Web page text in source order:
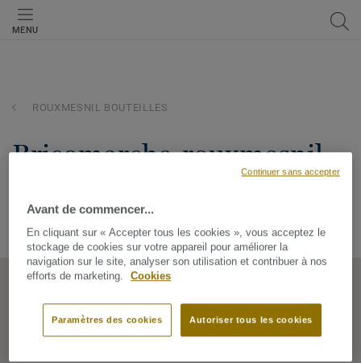
MENU
ROUXMESNIL BOUTEILLES
bricomarche-rouxmesnil
Z.I. - CD 154 E, 76370, ROUXMESNIL BOUTEILLES, Normandie,
France
Avant de commencer...
En cliquant sur « Accepter tous les cookies », vous acceptez le
stockage de cookies sur votre appareil pour améliorer la
navigation sur le site, analyser son utilisation et contribuer à nos
efforts de marketing.
Cookies
Paramètres des cookies Autoriser tous les cookies
Continuer sans accepter